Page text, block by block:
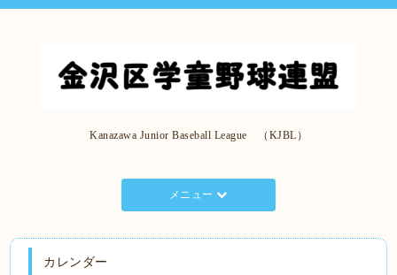
Kanazawa Junior Baseball League （KJBL）
メニュー
カレンダー